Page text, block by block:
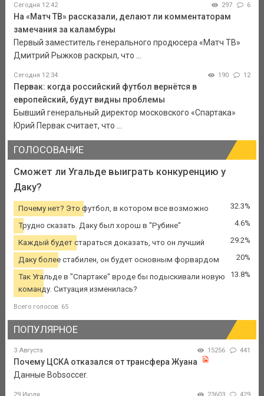
Сегодня 12:42 297 6
На «Матч ТВ» рассказали, делают ли комментаторам
замечания за каламбуры
Первый заместитель генерального продюсера «Матч ТВ»
Дмитрий Рыжков раскрыл, что ...
Сегодня 12:34 190 12
Первак: когда российский футбол вернётся в
европейский, будут видны проблемы
Бывший генеральный директор московского «Спартака»
Юрий Первак считает, что ...
ГОЛОСОВАНИЕ
Сможет ли Угальде выиграть конкуренцию у
Даку?
Почему нет? Это футбол, в котором все возможно 32.3%
Трудно сказать. Даку был хорош в "Рубине" 4.6%
Каждый будет стараться доказать, что он лучший 29.2%
Даку более стабилен, он будет основным форвардом 20%
Так Угальде в "Спартаке" вроде бы подыскивали новую
команду. Ситуация изменилась?
13.8%
Всего голосов: 65
ПОПУЛЯРНОЕ
3 Августа 15256 441
Почему ЦСКА отказался от трансфера Жуана
Данные Bobsoccer.